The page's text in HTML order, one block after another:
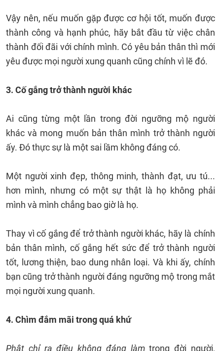
Vậy nên, nếu muốn gặp được cơ hội tốt, muốn được
thành công và hạnh phúc, hãy bắt đầu từ việc chân
thành đối đãi với chính mình. Có yêu bản thân thì mới
yêu được mọi người xung quanh cũng chính vì lẽ đó.
3. Cố gắng trở thành người khác
Ai cũng từng một lần trong đời ngưỡng mộ người
khác và mong muốn bản thân mình trở thành người
ấy. Đó thực sự là một sai lầm không đáng có.
Một người xinh đẹp, thông minh, thành đạt, ưu tú...
hơn mình, nhưng có một sự thật là họ không phải
mình và mình chẳng bao giờ là họ.
Thay vì cố gắng để trở thành người khác, hãy là chính
bản thân mình, cố gắng hết sức để trở thành người
tốt, lương thiện, bao dung nhân loại. Và khi ấy, chính
bạn cũng trở thành người đáng ngưỡng mộ trong mắt
mọi người xung quanh.
4. Chìm đắm mãi trong quá khứ
Phật chỉ ra điều không đáng làmtrong đời người,